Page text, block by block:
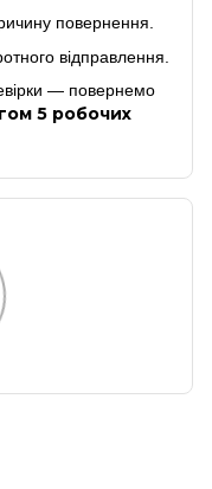
повернення.
відправлення.
— повернемо
5 робочих